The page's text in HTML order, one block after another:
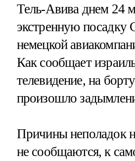
Тель-Авива днем 24
экстренную посадку
немецкой
Как сообщает
телевидение, на
произошло
Причины неполадок
не сообщаются, к